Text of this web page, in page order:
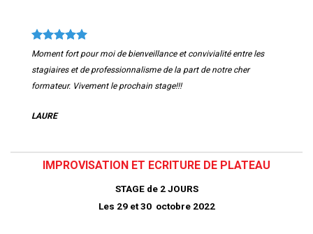
Moment fort pour moi de bienveillance et convivialité entre les
stagiaires et de professionnalisme de la part de notre cher
formateur. Vivement le prochain stage!!!
LAURE
IMPROVISATION ET ECRITURE DE PLATEAU
STAGE de 2JOURS
Les 29 et 30 octobre 2022